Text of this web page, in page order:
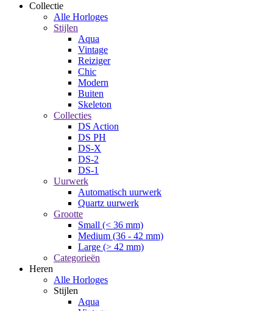
Collectie
Alle Horloges
Stijlen
Aqua
Vintage
Reiziger
Chic
Modern
Buiten
Skeleton
Collecties
DS Action
DS PH
DS-X
DS-2
DS-1
Uurwerk
Automatisch uurwerk
Quartz uurwerk
Grootte
Small (< 36 mm)
Medium (36 - 42 mm)
Large (> 42 mm)
Categorieën
Heren
Alle Horloges
Stijlen
Aqua